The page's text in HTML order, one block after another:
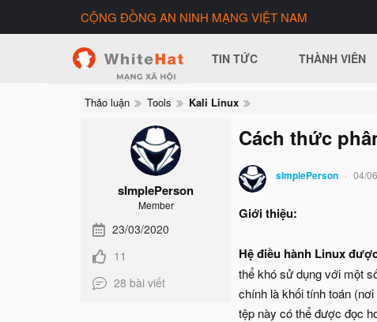
CỘNG ĐỒNG AN NINH MẠNG VIỆT NAM
TIN TỨC THÀNH VIÊN
Thảo luận Tools Kali Linux
sImplePerson
Member
23/03/2020
11
28 bài viết
Cách thức
sImplePerson 04/
Giới thiệu:
Hệ điều hành Linux
thể khó sử dụng với một
chính là khối tính toán
tệp này có thể được đọc